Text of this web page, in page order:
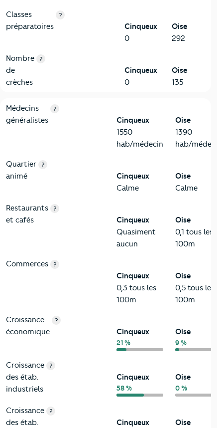
Classes
préparatoires
?
Cinqueux
0
Oise
292
Nombre
de
crèches
?
Cinqueux
0
Oise
135
5-Commerces
Critères Cinqueux
Médecins
généralistes
?
Cinqueux
1550
hab/médecin
Oise
1390
hab/médecin
Quartier
animé
?
Cinqueux
Calme
Oise
Calme
Restaurants
et cafés
?
Cinqueux
Quasiment
aucun
Oise
0,1 tous les
100m
Commerces ?
Cinqueux
0,3 tous les
100m
Oise
0,5 tous les
100m
Croissance
économique
?
Cinqueux
21 %
Oise
9 %
Croissance
des étab.
industriels
?
Cinqueux
58 %
Oise
0 %
Croissance
des étab.
?
Cinqueux Oise